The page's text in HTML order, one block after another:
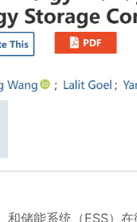
和储能系统（ESS）